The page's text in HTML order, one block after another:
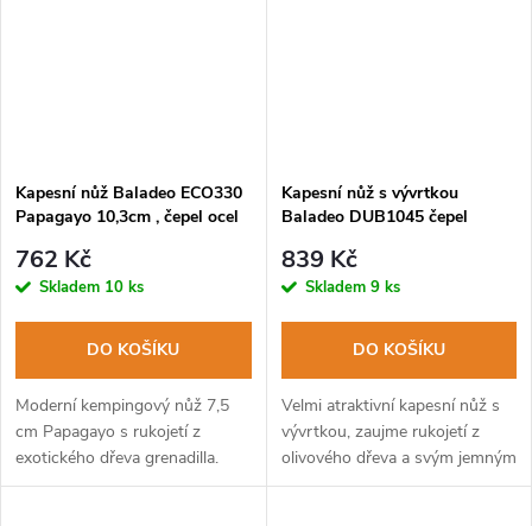
Kapesní nůž Baladeo ECO330
Papagayo 10,3cm , čepel ocel
762 Kč
Skladem 10 ks
DO KOŠÍKU
Moderní kempingový nůž 7,5
cm Papagayo s rukojetí z
exotického dřeva grenadilla.
Kapesní nůž s vývrtkou
Baladeo DUB1045 čepel
dřevo
839 Kč
Skladem 9 ks
DO KOŠÍKU
Velmi atraktivní kapesní nůž s
vývrtkou, zaujme rukojetí z
olivového dřeva a svým jemným
designem.